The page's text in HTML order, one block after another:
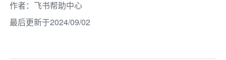
作者： 飞书帮助中心
最后更新于2024/09/02